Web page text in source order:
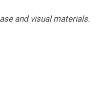
and visual materials.